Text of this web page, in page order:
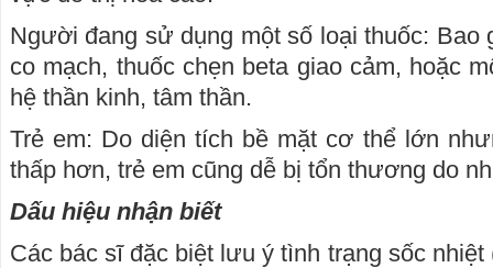
Người đang sử dụng một số loại thuốc: Bao
co mạch, thuốc chẹn beta giao cảm, hoặc
hệ thần kinh, tâm thần.
Trẻ em: Do diện tích bề mặt cơ thể lớn
thấp hơn, trẻ em cũng dễ bị tổn thương do
Dấu hiệu nhận biết
Các bác sĩ đặc biệt lưu ý tình trạng sốc